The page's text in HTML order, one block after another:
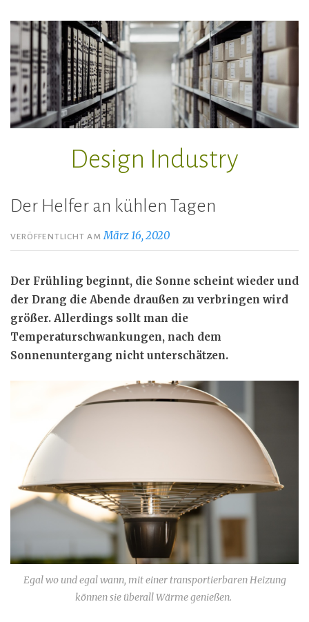
Zum
Inhalt
springen
Design Industry
Der Helfer an kühlen Tagen
VERÖFFENTLICHT AMMärz 16, 2020
Der Frühling beginnt, die Sonne scheint wieder und
der Drang die Abende draußen zu verbringen wird
größer. Allerdings sollt man die
Temperaturschwankungen, nach dem
Sonnenuntergang nicht unterschätzen.
Egal wo und egal wann, mit einer transportierbaren Heizung
können sie überall Wärme genießen.